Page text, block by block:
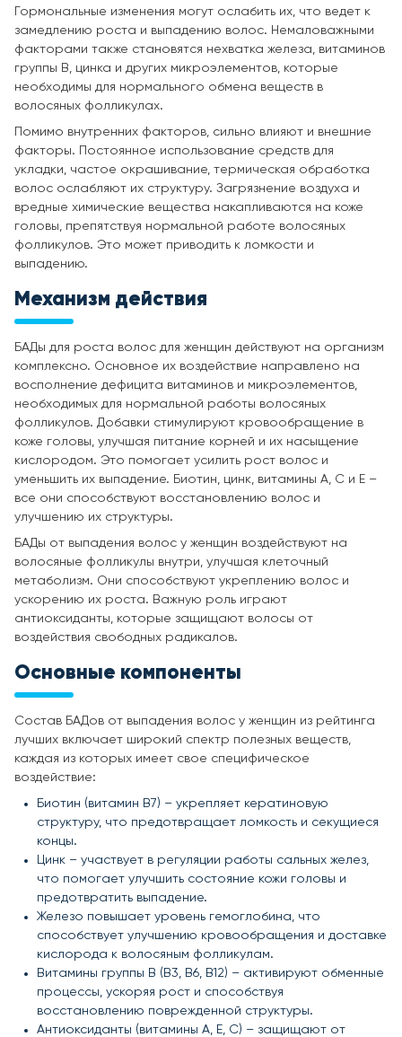
Гормональные изменения могут ослабить их, что ведет к
замедлению роста и выпадению волос. Немаловажными
факторами также становятся нехватка железа, витаминов
группы B, цинка и других микроэлементов, которые
необходимы для нормального обмена веществ в
волосяных фолликулах.
Помимо внутренних факторов, сильно влияют и внешние
факторы. Постоянное использование средств для
укладки, частое окрашивание, термическая обработка
волос ослабляют их структуру. Загрязнение воздуха и
вредные химические вещества накапливаются на коже
головы, препятствуя нормальной работе волосяных
фолликулов. Это может приводить к ломкости и
выпадению.
Механизм действия
БАДы для роста волос для женщин действуют на организм
комплексно. Основное их воздействие направлено на
восполнение дефицита витаминов и микроэлементов,
необходимых для нормальной работы волосяных
фолликулов. Добавки стимулируют кровообращение в
коже головы, улучшая питание корней и их насыщение
кислородом. Это помогает усилить рост волос и
уменьшить их выпадение. Биотин, цинк, витамины A, C и E –
все они способствуют восстановлению волос и
улучшению их структуры.
БАДы от выпадения волос у женщин воздействуют на
волосяные фолликулы внутри, улучшая клеточный
метаболизм. Они способствуют укреплению волос и
ускорению их роста. Важную роль играют
антиоксиданты, которые защищают волосы от
воздействия свободных радикалов.
Основные компоненты
Состав БАДов от выпадения волос у женщин из рейтинга
лучших включает широкий спектр полезных веществ,
каждая из которых имеет свое специфическое
воздействие:
Биотин (витамин B7) – укрепляет кератиновую
структуру, что предотвращает ломкость и секущиеся
концы.
Цинк – участвует в регуляции работы сальных желез,
что помогает улучшить состояние кожи головы и
предотвратить выпадение.
Железо повышает уровень гемоглобина, что
способствует улучшению кровообращения и доставке
кислорода к волосяным фолликулам.
Витамины группы B (B3, B6, B12) – активируют обменные
процессы, ускоряя рост и способствуя
восстановлению поврежденной структуры.
Антиоксиданты (витамины A, E, C) – защищают от